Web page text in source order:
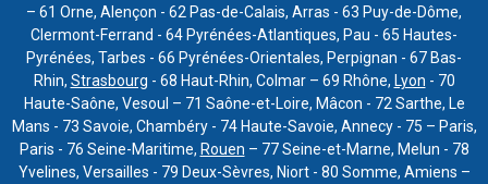
– 61 Orne, Alençon - 62 Pas-de-Calais, Arras - 63 Puy-de-Dôme,
Clermont-Ferrand - 64 Pyrénées-Atlantiques, Pau - 65 Hautes-
Pyrénées, Tarbes - 66 Pyrénées-Orientales, Perpignan - 67 Bas-
Rhin, Strasbourg - 68 Haut-Rhin, Colmar – 69 Rhône, Lyon - 70
Haute-Saône, Vesoul – 71 Saône-et-Loire, Mâcon - 72 Sarthe, Le
Mans - 73 Savoie, Chambéry - 74 Haute-Savoie, Annecy - 75 – Paris,
Paris - 76 Seine-Maritime, Rouen – 77 Seine-et-Marne, Melun - 78
Yvelines, Versailles - 79 Deux-Sèvres, Niort - 80 Somme, Amiens –